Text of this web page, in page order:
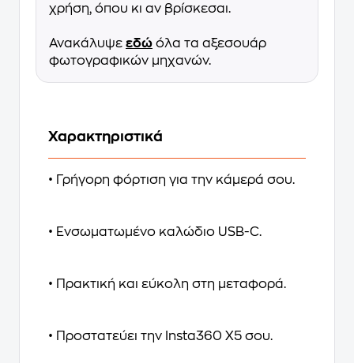
χρήση, όπου κι αν βρίσκεσαι.
Ανακάλυψε εδώ όλα τα αξεσουάρ
φωτογραφικών μηχανών.
Χαρακτηριστικά
• Γρήγορη φόρτιση για την κάμερά σου.
• Ενσωματωμένο καλώδιο USB-C.
• Πρακτική και εύκολη στη μεταφορά.
• Προστατεύει την Insta360 X5 σου.